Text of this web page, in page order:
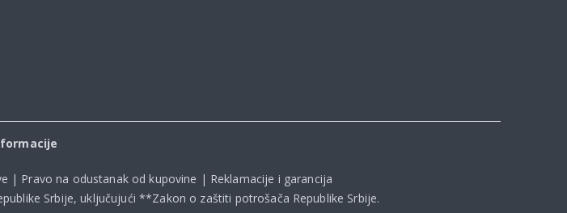
Srbije, uključujući **Zakon o zaštiti potrošača Republike Srbije.
| Pravo na odustanak od kupovine | Reklamacije i garancija